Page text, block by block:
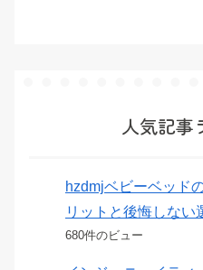
人気記事
hzdmjベビーベッド
リットと後悔しない
680件のビュー